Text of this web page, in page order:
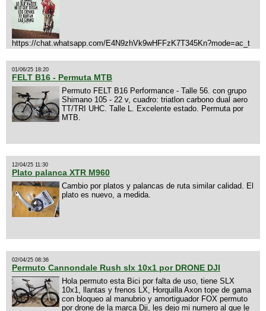
https://chat.whatsapp.com/E4N9zhVk9wHFFzK7T345Kn?mode=ac_t
01/06/25 18:20
FELT B16 - Permuta MTB
Permuto FELT B16 Performance - Talle 56. con grupo
Shimano 105 - 22 v, cuadro: triatlon carbono dual aero
TT/TRI UHC. Talle L. Excelente estado. Permuta por
MTB.
12/04/25 11:30
Plato palanca XTR M960
Cambio por platos y palancas de ruta similar calidad. El
plato es nuevo, a medida.
02/04/25 08:36
Permuto Cannondale Rush slx 10x1 por DRONE DJI
Hola permuto esta Bici por falta de uso, tiene SLX
10x1, llantas y frenos LX, Horquilla Axon tope de gama
con bloqueo al manubrio y amortiguador FOX permuto
por drone de la marca Dji, les dejo mi numero al que le